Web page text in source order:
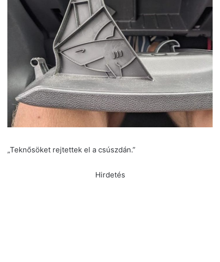
„Teknősöket rejtettek el a csúszdán.”
Hirdetés